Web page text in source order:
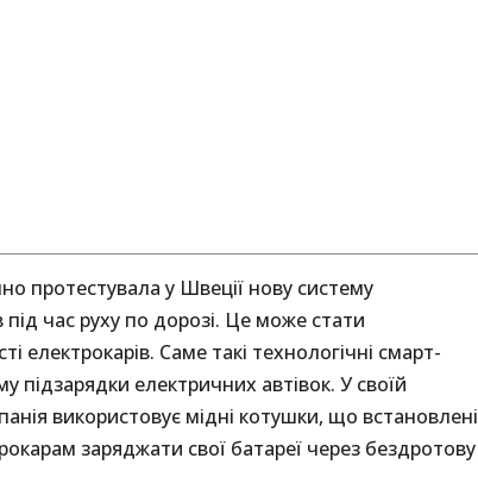
протестувала у Швеції нову систему
час руху по дорозі. Це може стати
електрокарів. Саме такі технологічні смарт-
підзарядки електричних автівок. У своїй
використовує мідні котушки, що встановлені
заряджати свої батареї через бездротову